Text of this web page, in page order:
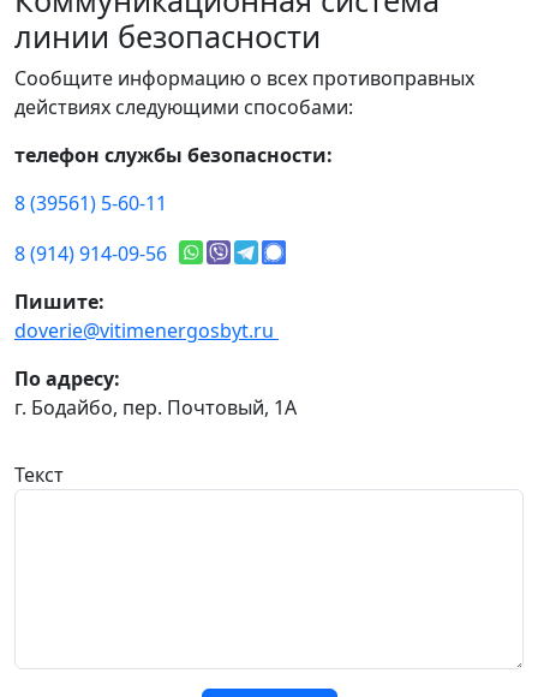
линии безопасности
Сообщите информацию о всех противоправных
действиях следующими способами:
телефон службы безопасности:
8 (39561) 5-60-11
8 (914) 914-09-56
Пишите:
doverie@vitimenergosbyt.ru
По адресу:
г. Бодайбо, пер. Почтовый, 1А
Текст